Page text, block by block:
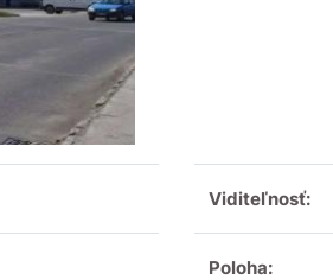
Viditeľnosť:
Poloha: